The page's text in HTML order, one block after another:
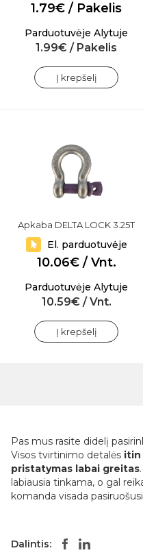
1.79€ / Pakelis
Parduotuvėje Alytuje
1.99€ / Pakelis
Į krepšelį
Apkaba DELTA LOCK 3.25T
El. parduotuvėje
10.06€ / Vnt.
Parduotuvėje Alytuje
10.59€ / Vnt.
Į krepšelį
Pas mus rasite didelį
Visos tvirtinimo detalės itin
pristatymas labai greitas
labiausia tinkama, o gal
komanda visada
Dalintis: